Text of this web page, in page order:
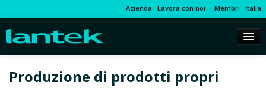
Azienda Lavora con noi Membri Italia
Produzione di prodotti propri